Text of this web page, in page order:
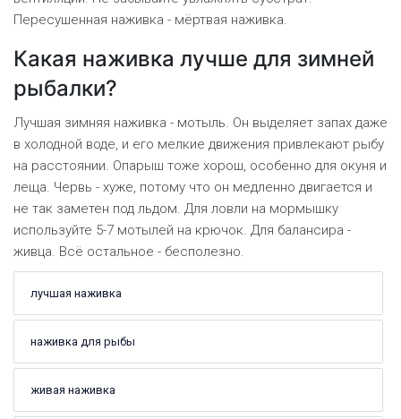
Пересушенная наживка - мёртвая наживка.
Какая наживка лучше для зимней
рыбалки?
Лучшая зимняя наживка - мотыль. Он выделяет запах даже
в холодной воде, и его мелкие движения привлекают рыбу
на расстоянии. Опарыш тоже хорош, особенно для окуня и
леща. Червь - хуже, потому что он медленно двигается и
не так заметен под льдом. Для ловли на мормышку
используйте 5-7 мотылей на крючок. Для балансира -
живца. Всё остальное - бесполезно.
лучшая наживка
наживка для рыбы
живая наживка